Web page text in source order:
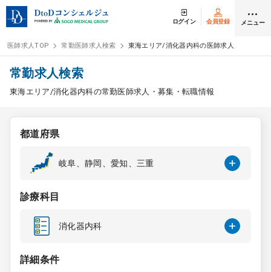
ログイン 会員登録 メニュー
ログイン
医師求人
常勤検索
スポット検索
DtoDの転職・
医師求人TOP 常勤医師求人検索 東海エリア/消化器内科の医師求人
常勤求人検索
東海エリア/消化器内科の常勤医師求人・募集・転職情報
都道府県
岐阜、静岡、愛知、三重
診療科目
消化器内科
詳細条件